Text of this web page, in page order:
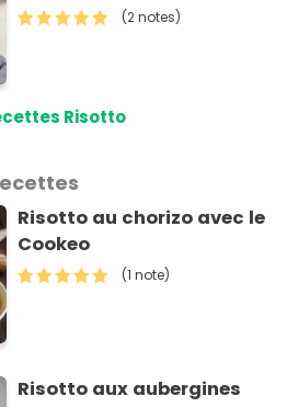
(2 notes)
Risotto
Risotto au chorizo avec le
Cookeo
(1 note)
Risotto aux aubergines